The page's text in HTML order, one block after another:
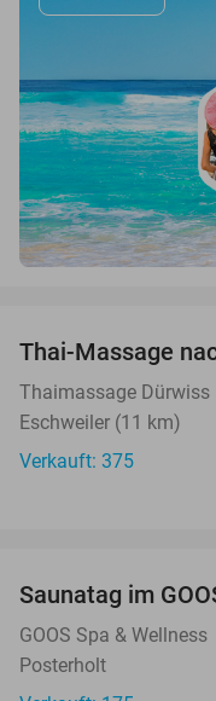
Thai-Massage
Thaimassage Dürwiss
Eschweiler (11 km)
Verkauft: 375
Saunatag im
GOOS Spa & Wellness
Posterholt